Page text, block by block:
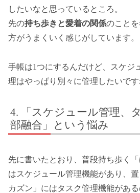
したいなと思っているところ。
先の持ち歩きと愛着の関係のこと
方がうまくいく感じがしています。
手帳は1つにするんだけど、スケジ
理はやっぱり別々に管理したいです
「スケジュール管理、
部融合」という悩み
先に書いたとおり、普段持ち歩く「
はスケジュール管理機能があり、
カズン」にはタスク管理機能がある